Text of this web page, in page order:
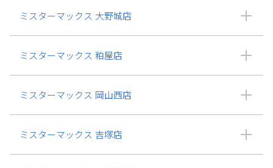
ミスターマックス 大野城店
ミスターマックス 粕屋店
ミスターマックス 岡山西店
ミスターマックス 吉塚店